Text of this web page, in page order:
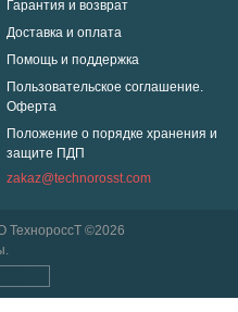
Гарантия и возврат
Доставка и оплата
Помощь и поддержка
Пользовательское соглашение.
Оферта
Положение о порядке хранения и
защите ПДП
zakaz@technorosst.com
ТехнороссТ ©2026